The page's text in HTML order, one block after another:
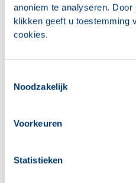
anoniem te analyseren.
klikken geeft u toestemming
cookies.
Noodzakelijk
Voorkeuren
Statistieken
Kennisdocument: ATEX
In dit kennisdocument gaan we
hebben we uitleg en
Vraag direct aan!